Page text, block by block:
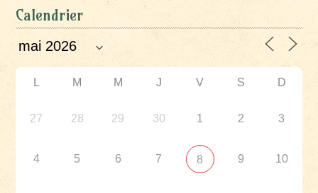
Calendrier
L M M J V S D
27 28 29 30 1 2 3
4 5 6 7 8 9 10